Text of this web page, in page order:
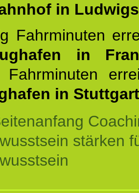
in
Fahrminuten
in
Fahrminuten
in
stärken